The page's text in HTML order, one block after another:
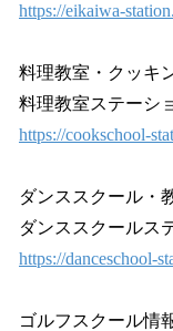
https://eikaiwa-
料理教室・クッキ
料理教室ステーシ
https://cookschool-
ダンススクール・
ダンススクールス
https://danceschool-
ゴルフスクール情